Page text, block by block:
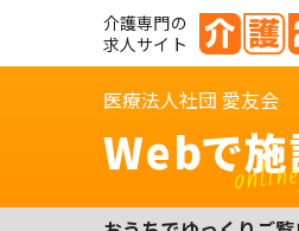
介護専門の
求人サイト
医療法人社団 愛友会
Webで